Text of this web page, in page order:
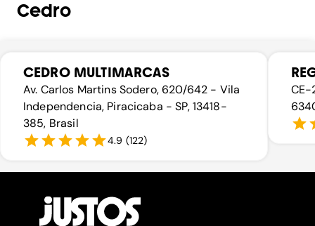
Cedro
CEDRO MULTIMARCAS
Av. Carlos Martins Sodero, 620/642 - Vila
Independencia, Piracicaba - SP, 13418-
385, Brasil
4.9 (122)
CE-